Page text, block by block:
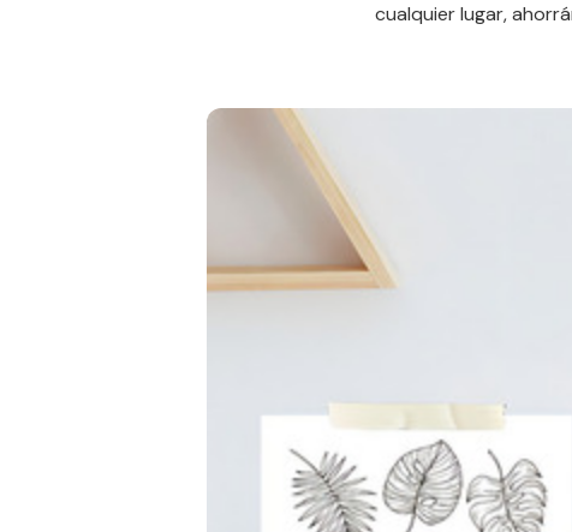
cualquier lugar,